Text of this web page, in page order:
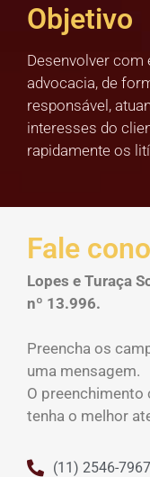
Objetivo
Desenvolver com
advocacia, de
responsável,
interesses do
rapidamente os
Fale
Lopes e Turaça
nº 13.996.
Preencha os
uma mensagem.
O
tenha o melhor
(11) 2546-7967